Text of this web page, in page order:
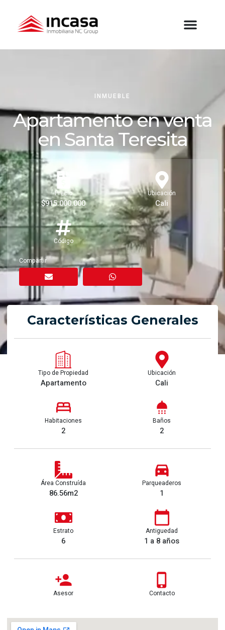
INMUEBLE
Apartamento en venta
en Santa Teresita
Precio
$915.000.000
Ubicación
Cali
Código
Compartir
Características Generales
Tipo de Propiedad
Apartamento
Ubicación
Cali
Habitaciones
2
Baños
2
Área Construída
86.56m2
Parqueaderos
1
Estrato
6
Antiguedad
1 a 8 años
Asesor Contacto